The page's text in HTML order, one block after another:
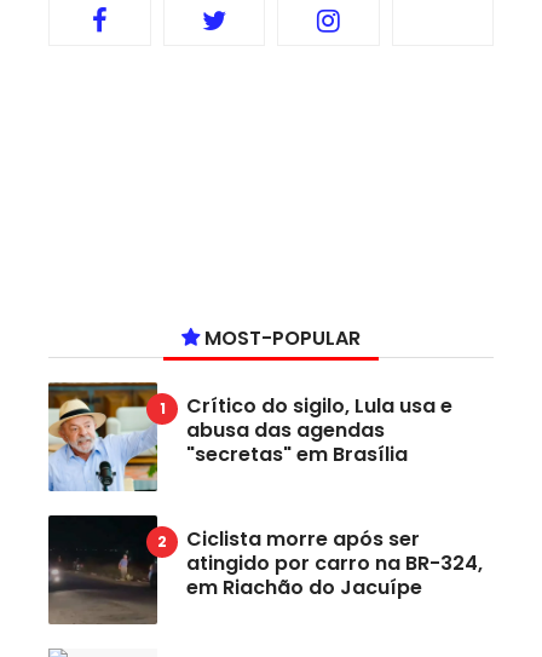
MOST-POPULAR
Crítico do sigilo, Lula usa e
abusa das agendas
"secretas" em Brasília
Ciclista morre após ser
atingido por carro na BR-324,
em Riachão do Jacuípe